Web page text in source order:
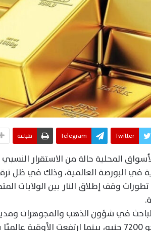
Twitter
Telegram طباعة
المحلية حالة من الاستقرار النسبي
في البورصة العالمية، وذلك في ظل
وقف إطلاق النار بين الولايات
الباحث في شؤون الذهب والمجوهرات